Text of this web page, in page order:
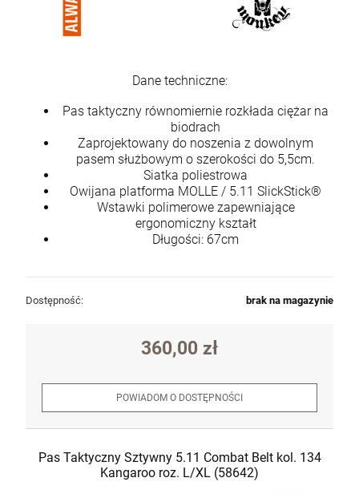
Dane techniczne:
Pas taktyczny równomiernie rozkłada ciężar na
biodrach
Zaprojektowany do noszenia z dowolnym
pasem służbowym o szerokości do 5,5cm.
Siatka poliestrowa
Owijana platforma MOLLE / 5.11 SlickStick®
Wstawki polimerowe zapewniające
ergonomiczny kształt
Długości: 67cm
Dostępność: brak na magazynie
360,00 zł
POWIADOM O DOSTĘPNOŚCI
Pas Taktyczny Sztywny 5.11 Combat Belt kol. 134
Kangaroo roz. L/XL (58642)